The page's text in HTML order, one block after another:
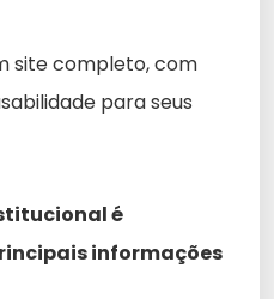
site completo, com
para seus
é
informações